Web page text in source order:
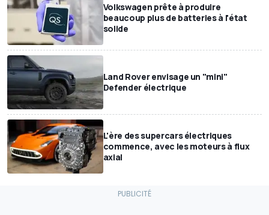
Volkswagen prête à produire
beaucoup plus de batteries à l'état
solide
Land Rover envisage un "mini"
Defender électrique
L'ère des supercars électriques
commence, avec les moteurs à flux
axial